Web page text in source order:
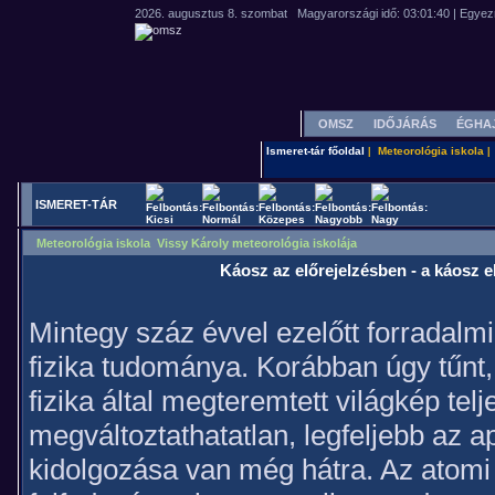
OMSZ IDŐJÁRÁS
Ismeret-tár főoldal Meteorológia iskola
ISMERET-TÁR
Meteorológia iskola Vissy Károly meteorológia iskolája
Káosz az előrejelzésben - a káosz
Mintegy száz évvel ezelőtt
fizika tudománya. Korábban úgy
fizika által megteremtett világkép
megváltoztathatatlan, legfeljebb az
kidolgozása van még hátra. Az